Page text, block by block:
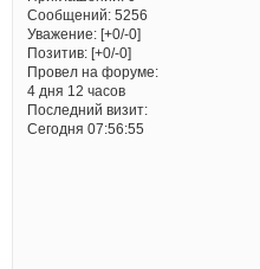
Сообщений:5256
Уважение: [+0/-0]
Позитив: [+0/-0]
Провел на форуме:
4 дня 12 часов
Последний визит:
Сегодня 07:56:55